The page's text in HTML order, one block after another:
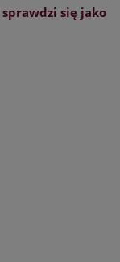
sprawdzi się jako